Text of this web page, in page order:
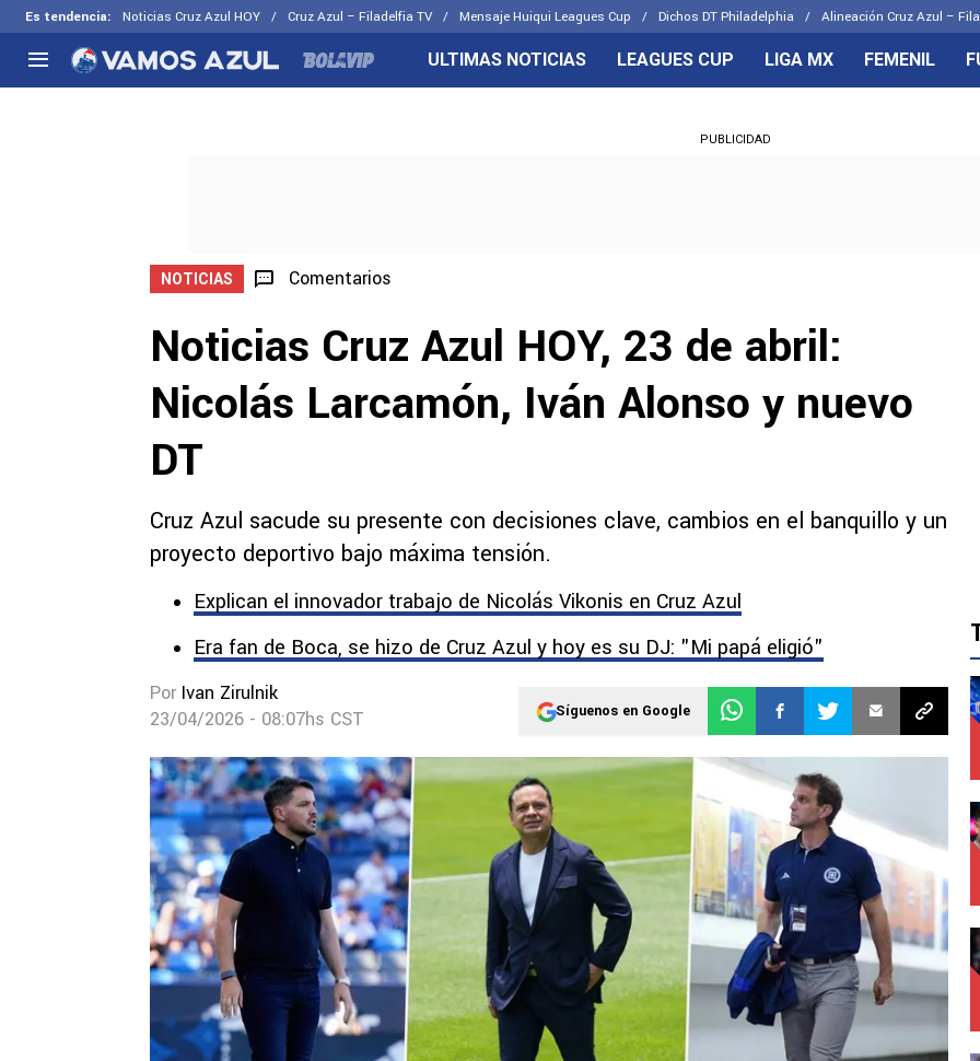
Es tendencia: Noticias Cruz Azul HOY Cruz Azul – Filadelfia TV Mensaje Huiqui Leagues Cup Dichos DT Philadelphia Alineación Cruz Azul –
Selección Mexicana
CELESTES
ULTIMAS NOTICIAS LEAGUES CUP LIGA MX FEMENIL
PUBLICIDAD
NOTICIAS Comentarios
Noticias Cruz Azul HOY, 23 de abril:
Nicolás Larcamón, Iván Alonso y nuevo
DT
Cruz Azul sacude su presente con decisiones clave, cambios en el banquillo y un
proyecto deportivo bajo máxima tensión.
Explican el innovador trabajo de Nicolás Vikonis en Cruz Azul
Era fan de Boca, se hizo de Cruz Azul y hoy es su DJ: "Mi papá eligió"
Por Ivan Zirulnik
23/04/2026 - 08:07hs CST
Síguenos en Google